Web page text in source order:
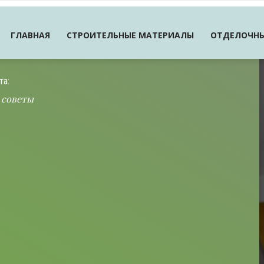
ГЛАВНАЯ СТРОИТЕЛЬНЫЕ МАТЕРИАЛЫ